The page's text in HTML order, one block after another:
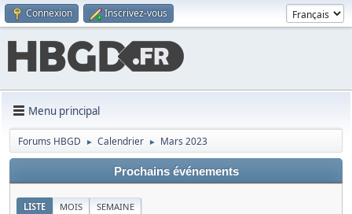
Connexion Inscrivez-vous
Menu principal
Forums HBGD ► Calendrier ► Mars 2023
Prochains événements
LISTE MOIS SEMAINE